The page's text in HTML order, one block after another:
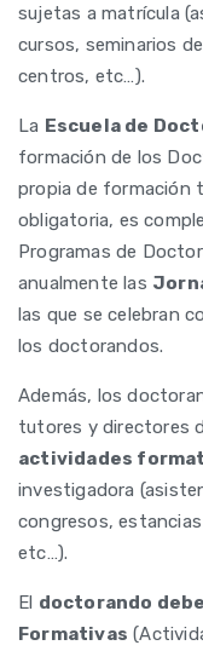
sujetas a matrícula
cursos, seminarios
centros, etc…).
La Escuela de
formación de los
propia de formación
obligatoria, es
Programas de
anualmente las
las que se celebran
los doctorandos.
Además, los
tutores y directores
actividades
investigadora
congresos,
etc…).
El doctorando
Formativas